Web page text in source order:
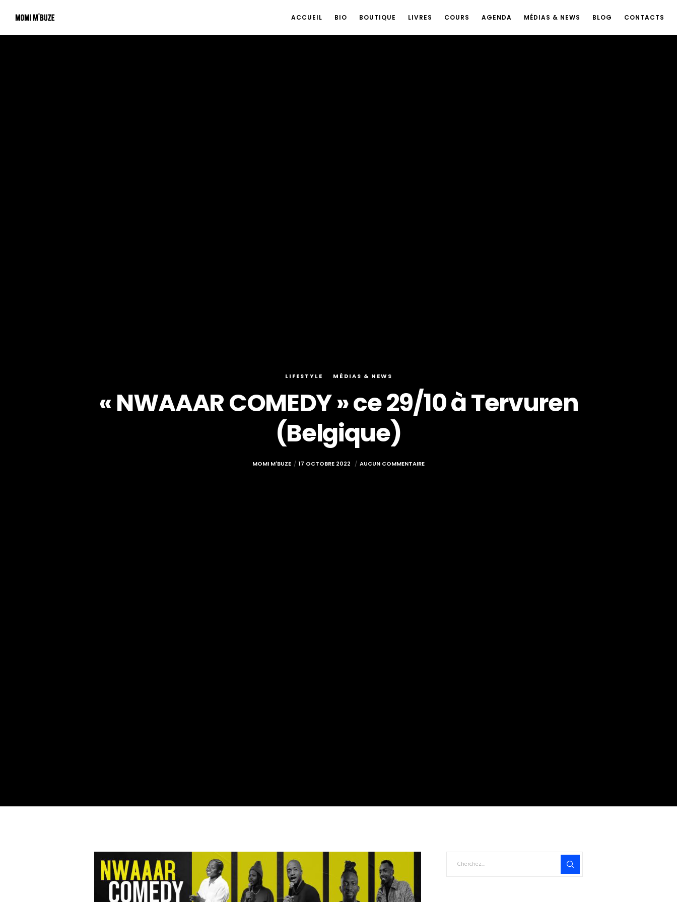
ACCUEIL BIO BOUTIQUE LIVRES COURS AGENDA MÉDIAS & NEWS BLOG CONTACTS
LIFESTYLE MÉDIAS & NEWS
« NWAAAR COMEDY » ce 29/10 à Tervuren
(Belgique)
MOMI M'BUZE 17 OCTOBRE 2022 AUCUN COMMENTAIRE